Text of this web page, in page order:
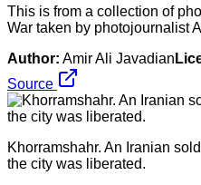
This is from a collection of
War taken by photojournalist
Author: Amir Ali Javadian
Source
Khorramshahr. An Iranian
the city was liberated.